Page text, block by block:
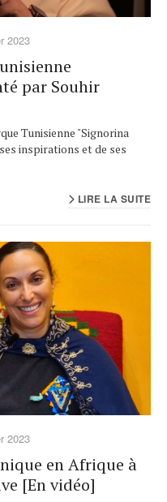
2023
par Souhir
Tunisienne "Signorina
inspirations et de ses
LIRE LA SUITE
2023
en Afrique à
[En vidéo]